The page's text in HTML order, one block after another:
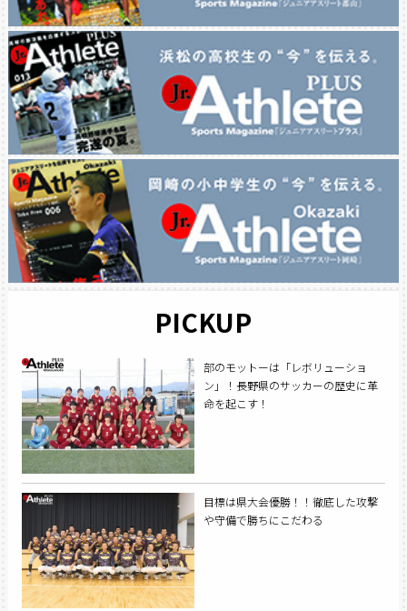
PICKUP
部のモットーは「レボリューショ
ン」！長野県のサッカーの歴史に革
命を起こす！
目標は県大会優勝！！徹底した攻撃
や守備で勝ちにこだわる